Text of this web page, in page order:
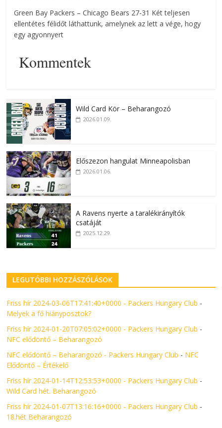
Green Bay Packers – Chicago Bears 27-31 Két teljesen
ellentétes félidőt láthattunk, amelynek az lett a vége, hogy
egy agyonnyert
Kommentek
Wild Card Kör – Beharangozó
2026.01.09.
Előszezon hangulat Minneapolisban
2026.01.06.
A Ravens nyerte a taralékirányítók
csatáját
2025.12.29.
LEGUTÓBBI HOZZÁSZÓLÁSOK
Friss hír 2024-03-06T17:41:40+0000 - Packers Hungary Club -
Melyek a fő hiányposztok?
Friss hír 2024-01-20T07:05:02+0000 - Packers Hungary Club -
NFC elődöntő – Beharangozó
NFC elődöntő – Beharangozó - Packers Hungary Club - NFC
Elődöntő – Értékelő
Friss hír 2024-01-14T12:53:53+0000 - Packers Hungary Club -
Wild Card hét. Beharangozó
Friss hír 2024-01-07T13:16:16+0000 - Packers Hungary Club -
18.hét Beharangozó